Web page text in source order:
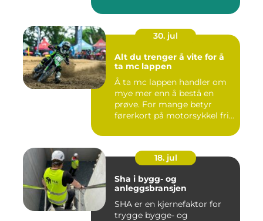
30. jul
Alt du trenger å vite for å
ta mc lappen
Å ta mc lappen handler om
mye mer enn å bestå en
prøve. For mange betyr
førerkort på motorsykkel fri...
18. jul
Sha i bygg- og
anleggsbransjen
SHA er en kjernefaktor for
trygge bygge- og